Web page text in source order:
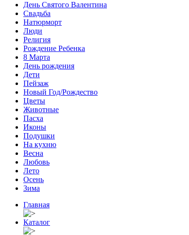
День Святого Валентина
Свадьба
Натюрморт
Люди
Религия
Рождение Ребенка
8 Марта
День рождения
Дети
Пейзаж
Новый Год/Рождество
Цветы
Животные
Пасха
Иконы
Подушки
На кухню
Весна
Любовь
Лето
Осень
Зима
Главная
Каталог